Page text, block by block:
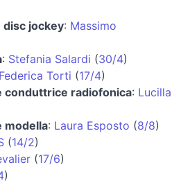
jockey: Massimo
: Stefania Salardi (30/4)
Federica Torti (17/4)
conduttrice radiofonica: Lucilla
modella: Laura Esposto (8/8)
(14/2)
(17/6)
)